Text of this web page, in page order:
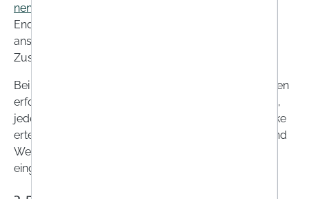
nen/Newsletter/
Ende jedes Newsletters abbestellen. Wir löschen
anschließend umgehend Ihre Daten im
Zusammenhang mit dem Newsletter-Versand.
Bei der Nutzung unserer Website können Sie über den
erforderlichen Umfang der Nutzung Ihre zusätzliche,
jederzeit widerrufliche, Einwilligung in weitere Zwecke
erteilen. Dies gilt insbesondere für Analysedienste und
Werbung- und Marketingdienste, sofern sie hierin
eingewilligt haben, Details siehe Ziffer 7.